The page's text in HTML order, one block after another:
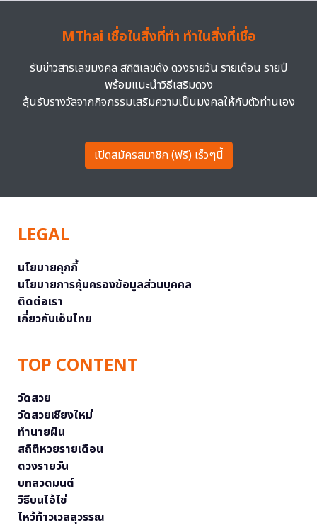
MThai เชื่อในสิ่งที่ทำ ทำในสิ่งที่เชื่อ
รับข่าวสารเลขมงคล สถิติเลขดัง ดวงรายวัน รายเดือน รายปี
พร้อมแนะนำวิธีเสริมดวง
ลุ้นรับรางวัลจากกิจกรรมเสริมความเป็นมงคลให้กับตัวท่านเอง
เปิดสมัครสมาชิก (ฟรี) เร็วๆนี้
LEGAL
นโยบายคุกกี้
นโยบายการคุ้มครองข้อมูลส่วนบุคคล
ติดต่อเรา
เกี่ยวกับเอ็มไทย
TOP CONTENT
วัดสวย
วัดสวยเชียงใหม่
ทำนายฝัน
สถิติหวยรายเดือน
ดวงรายวัน
บทสวดมนต์
วิธีบนไอ้ไข่
ไหว้ท้าวเวสสุวรรณ